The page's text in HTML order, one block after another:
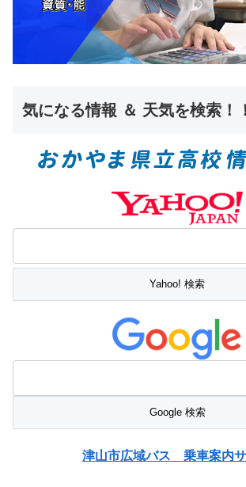
気になる情報 ＆ 天気を検索！！
津山市広域バス 乗車案内